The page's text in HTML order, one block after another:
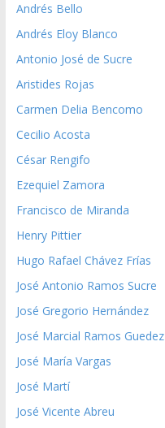
Andrés Bello
Andrés Eloy Blanco
Antonio José de Sucre
Aristides Rojas
Carmen Delia Bencomo
Cecilio Acosta
César Rengifo
Ezequiel Zamora
Francisco de Miranda
Henry Pittier
Hugo Rafael Chávez Frías
José Antonio Ramos Sucre
José Gregorio Hernández
José Marcial Ramos Guedez
José María Vargas
José Martí
José Vicente Abreu